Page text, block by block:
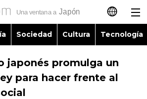
日本語
English
Sociedad Cultura Tecnología
japonés promulga un
para hacer frente al